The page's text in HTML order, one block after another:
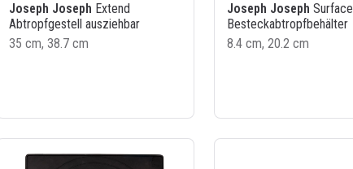
Joseph Joseph Extend
Abtropfgestell ausziehbar
35 cm, 38.7 cm
Joseph Joseph Surface
Besteckabtropfbehälter
8.4 cm, 20.2 cm